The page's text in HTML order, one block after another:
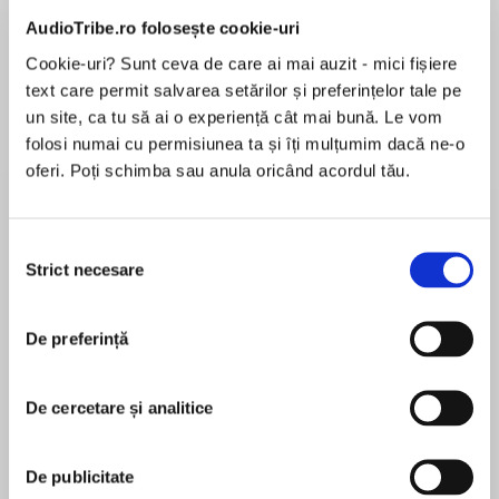
AudioTribe.ro folosește cookie-uri
Cookie-uri? Sunt ceva de care ai mai auzit - mici fișiere
text care permit salvarea setărilor și preferințelor tale pe
un site, ca tu să ai o experiență cât mai bună. Le vom
folosi numai cu permisiunea ta și îți mulțumim dacă ne-o
oferi. Poți schimba sau anula oricând acordul tău.
consimțământului
Strict necesare
De preferință
De cercetare și analitice
De publicitate
Desprecarte
The stunning debut novel from Fionnuala
Kearney - already a Top Ten Irish Times
THEIR CLOSET . . .
But what happens when you open the door and
they won’t stop tumbling out?
For Adam and Beth the first secret wasn’t the
You think you can imagine the worst thing that
MAI MULT
pentru această carte
Fionnuala Kearney lives in Ascot with her husband.
deliberately simple monosyllabic names). One of